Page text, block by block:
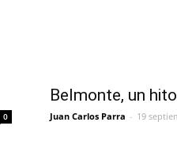
0
Belmonte, un
Juan Carlos Parra - 19